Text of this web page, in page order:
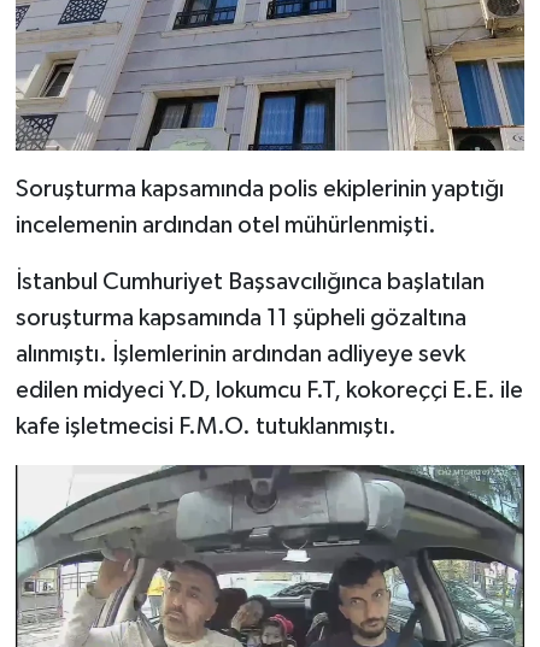
Soruşturma kapsamında polis ekiplerinin yaptığı
incelemenin ardından otel mühürlenmişti.
İstanbul Cumhuriyet Başsavcılığınca başlatılan
soruşturma kapsamında 11 şüpheli gözaltına
alınmıştı. İşlemlerinin ardından adliyeye sevk
edilen midyeci Y.D, lokumcu F.T, kokoreççi E.E. ile
kafe işletmecisi F.M.O. tutuklanmıştı.